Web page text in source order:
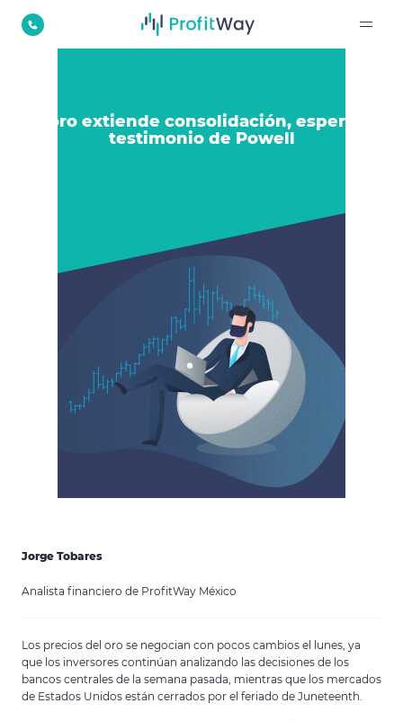
El oro extiende consolidación, espera el
testimonio de Powell
Jorge Tobares
Analista financiero de ProfitWay México
Los precios del oro se negocian con pocos cambios el lunes, ya
que los inversores continúan analizando las decisiones de los
bancos centrales de la semana pasada, mientras que los mercados
de Estados Unidos están cerrados por el feriado de Juneteenth.